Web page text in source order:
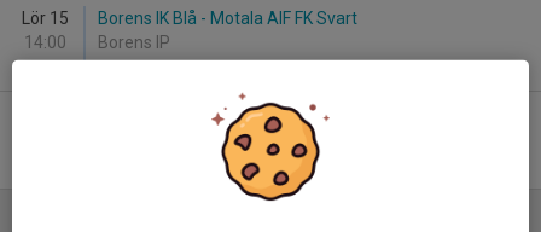
Lör 15
14:00
Borens IK Blå - Motala AIF FK Svart
Borens IP
-
Gammalkils IF - Motala AIF FK Vit
Norrgårdsängen